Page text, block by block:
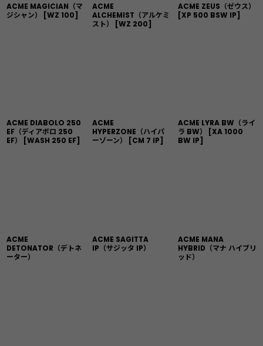
ACME MAGICIAN（マ
ジシャン）
[WZ 100]
ACME
ALCHEMIST（アルケミ
スト）
[WZ 200]
ACME ZEUS（ゼウス）
[XP 500 BSW IP]
ACME DIABOLO 250
EF（ディアボロ 250
EF）
[WASH 250 EF]
ACME
HYPERZONE（ハイパ
ーゾーン）
[CM 7 IP]
ACME LYRA BW（ライ
ラ BW）
[XA 1000
BW IP]
ACME
DETONATOR（デトネ
ーター）
ACME SAGITTA
IP（サジッタ IP）
ACME MANA
HYBRID（マナ ハイブリ
ッド）